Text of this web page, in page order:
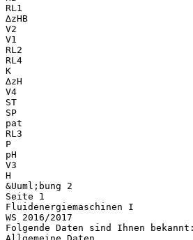
RL1
∆zHB
V2
V1
RL2
RL4
K
∆zH
V4
ST
SP
pat
RL3
P
pH
V3
H
&Uuml;bung 2
Seite 1
Fluidenergiemaschinen I
WS 2016/2017
Folgende Daten sind Ihnen bekannt: